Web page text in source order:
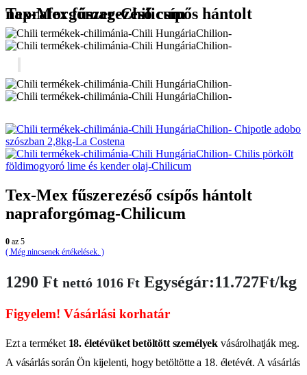
Tex-Mex fűszerezéső csípős hántolt napraforgómag-Chilicum
Chipotle adobo
szószban 2,8kg-La Costena
Chilis pörkölt
földimogyoró lime és kender olaj-Chilicum
Tex-Mex fűszerezéső csípős hántolt
napraforgómag-Chilicum
0 az 5
( Még nincsenek értékelések. )
1290 Ft nettó 1016 Ft Egységár:11.727Ft/kg
Figyelem! Vásárlási korhatár
Ezt a terméket 18. életévüket betöltött személyek vásárolhatják meg.
A vásárlás során Ön kijelenti, hogy betöltötte a 18. életévét. A vásárlás